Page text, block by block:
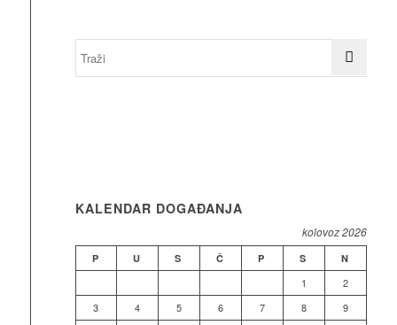
KALENDAR DOGAĐANJA
kolovoz 2026
P U S Č P S N
1
2
3
4 5 6 7 8 9